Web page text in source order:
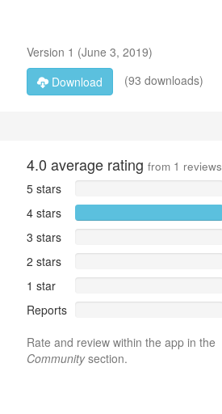
Version 1 (June 3, 2019)
Download
(93 downloads)
4.0 average rating from 1 reviews
5 stars
4 stars
3 stars
2 stars
1 star
Reports
Rate and review within the app in the
Communitysection.